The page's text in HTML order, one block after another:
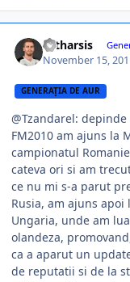
catharsis
November 15,
GENERAŢIA DE AUR
@Tzandarel:
FM2010 am ajuns la
campionatul
cateva ori si am
ce nu mi s-a parut
Rusia, am ajuns
Ungaria, unde am
olandeza,
ca a aparut un
de reputatii si de la